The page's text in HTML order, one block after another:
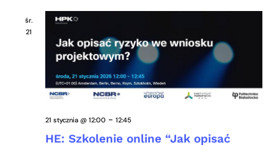
śr.
21
HE: Szkolenie online “Jak opisać
21 stycznia @ 12:00 - 12:45